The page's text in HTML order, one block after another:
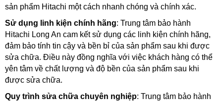
sản phẩm Hitachi một cách nhanh chóng và chính xác.
Sử dụng linh kiện chính hãng: Trung tâm bảo hành
Hitachi Long An cam kết sử dụng các linh kiện chính hãng,
đảm bảo tính tin cậy và bền bỉ của sản phẩm sau khi được
sửa chữa. Điều này đồng nghĩa với việc khách hàng có thể
yên tâm về chất lượng và độ bền của sản phẩm sau khi
được sửa chữa.
Quy trình sửa chữa chuyên nghiệp: Trung tâm bảo hành